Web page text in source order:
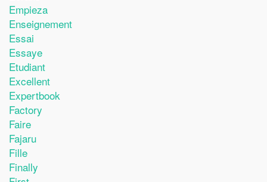
Empieza
Enseignement
Essai
Essaye
Etudiant
Excellent
Expertbook
Factory
Faire
Fajaru
Fille
Finally